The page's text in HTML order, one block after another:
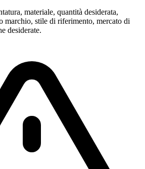
materiale, quantità desiderata,
marchio, stile di riferimento, mercato di
desiderate.